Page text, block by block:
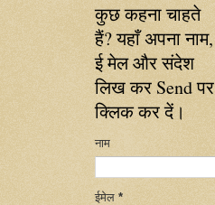
कुछ कहना चाहते
हैं? यहाँ अपना नाम,
ई मेल और संदेश
लिख कर Send पर
क्लिक कर दें।
नाम
ईमेल *